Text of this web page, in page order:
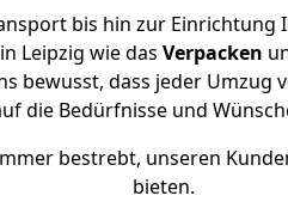
bis hin zur Einrichtung
Leipzig wie das Verpacken
bewusst, dass jeder
die Bedürfnisse und
bestrebt, unseren
bieten.